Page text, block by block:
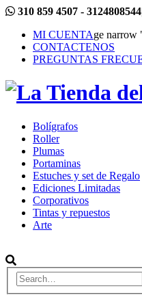
310 859 4507 - 3124808544
MI CUENTAge narrow
CONTACTENOS
PREGUNTAS
Bolígrafos
Roller
Plumas
Portaminas
Estuches y set de Regalo
Ediciones Limitadas
Corporativos
Tintas y repuestos
Arte